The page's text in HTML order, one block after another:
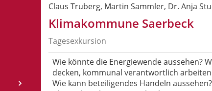
Claus Truberg, Martin Sammler, Dr. Anja
Klimakommune Saerbeck
Tagesexkursion
Wie könnte die Energiewende aussehen?
decken, kommunal verantwortlich
Wie kann beteiligendes Handeln